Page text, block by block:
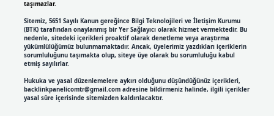
taşımazlar.
Sitemiz, 5651 Sayılı Kanun gereğince Bilgi Teknolojileri ve İletişim Kurumu
(BTK) tarafından onaylanmış bir Yer Sağlayıcı olarak hizmet vermektedir. Bu
nedenle, sitedeki içerikleri proaktif olarak denetleme veya araştırma
yükümlülüğümüz bulunmamaktadır. Ancak, üyelerimiz yazdıkları içeriklerin
sorumluluğunu taşımakta olup, siteye üye olarak bu sorumluluğu kabul
etmiş sayılırlar.
Hukuka ve yasal düzenlemelere aykırı olduğunu düşündüğünüz içerikleri,
backlinkpanelicomtr@gmail.comadresine bildirmeniz halinde, ilgili içerikler
yasal süre içerisinde sitemizden kaldırılacaktır.